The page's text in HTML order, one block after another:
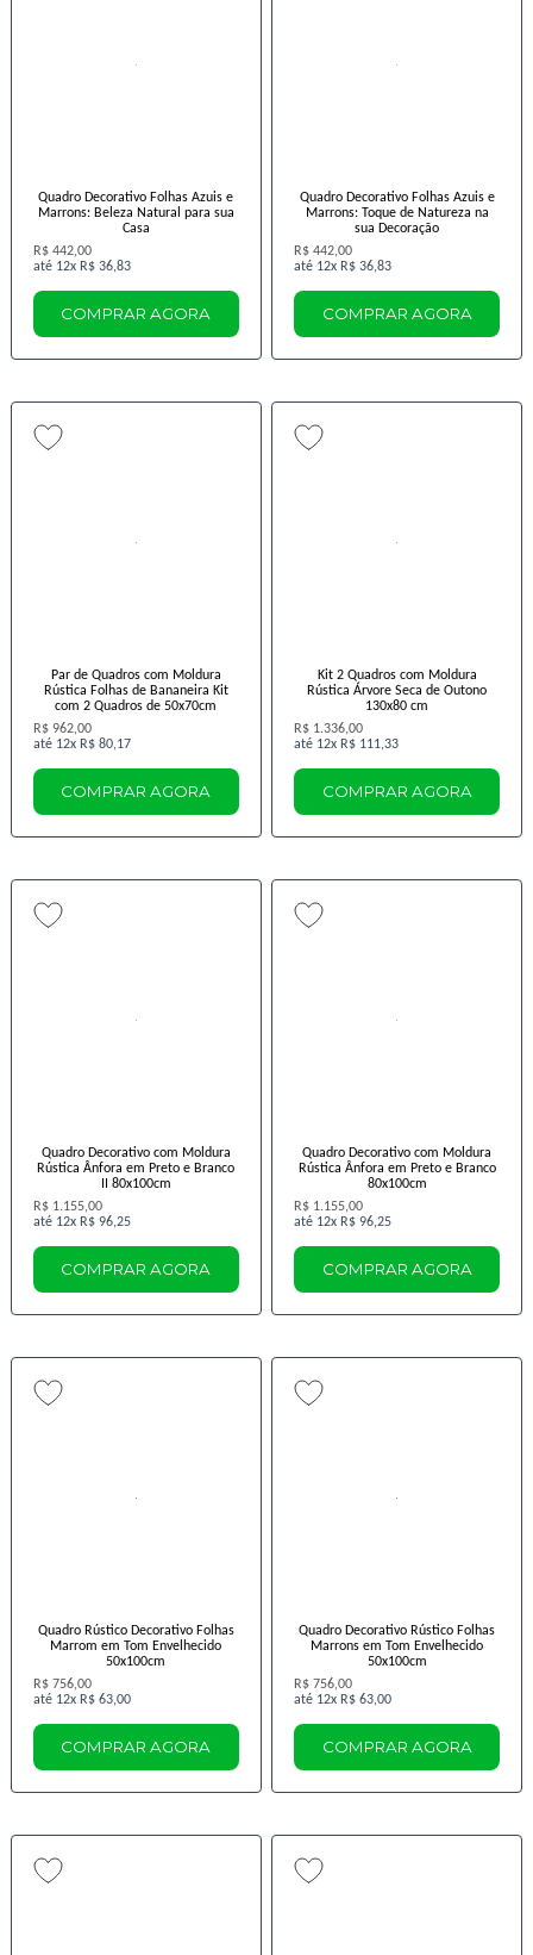
Quadro Decorativo Folhas Azuis e
Marrons: Beleza Natural para sua
Casa
R$ 442,00
12x R$ 36,83
COMPRAR AGORA
Quadro Decorativo Folhas Azuis e
Marrons: Toque de Natureza na
sua Decoração
R$ 442,00
12x R$ 36,83
COMPRAR AGORA
Par de Quadros com Moldura
Rústica Folhas de Bananeira Kit
com 2 Quadros de 50x70cm
R$ 962,00
12x R$ 80,17
COMPRAR AGORA
Kit 2 Quadros com Moldura
Rústica Árvore Seca de Outono
130x80 cm
R$ 1.336,00
12x R$ 111,33
COMPRAR AGORA
Quadro Decorativo com Moldura
Rústica Ânfora em Preto e Branco
II 80x100cm
R$ 1.155,00
12x R$ 96,25
COMPRAR AGORA
Quadro Decorativo com Moldura
Rústica Ânfora em Preto e Branco
80x100cm
R$ 1.155,00
12x R$ 96,25
COMPRAR AGORA
Quadro Rústico Decorativo Folhas
Marrom em Tom Envelhecido
50x100cm
R$ 756,00
12x R$ 63,00
COMPRAR AGORA
Quadro Decorativo Rústico Folhas
Marrons em Tom Envelhecido
50x100cm
R$ 756,00
12x R$ 63,00
COMPRAR AGORA